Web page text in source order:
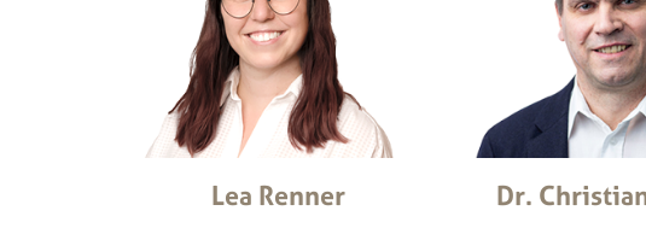
Lea Renner Dr.